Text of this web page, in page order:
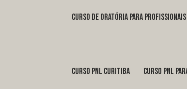
curso de oratória para profissionais
curso pnl Curitiba curso pnl